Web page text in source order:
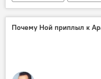
трюк
Специальная
Аруш Арушанян
Почему Ной приплыл к